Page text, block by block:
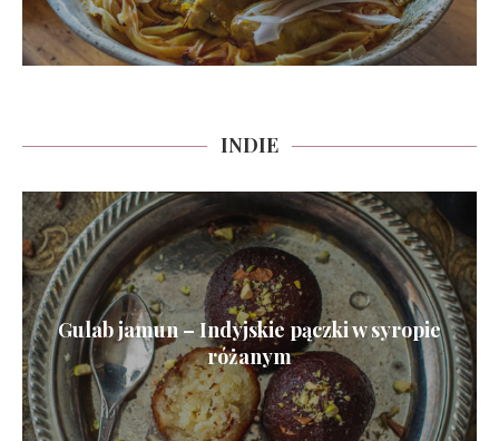
INDIE
Gulab jamun – Indyjskie pączki w syropie
różanym